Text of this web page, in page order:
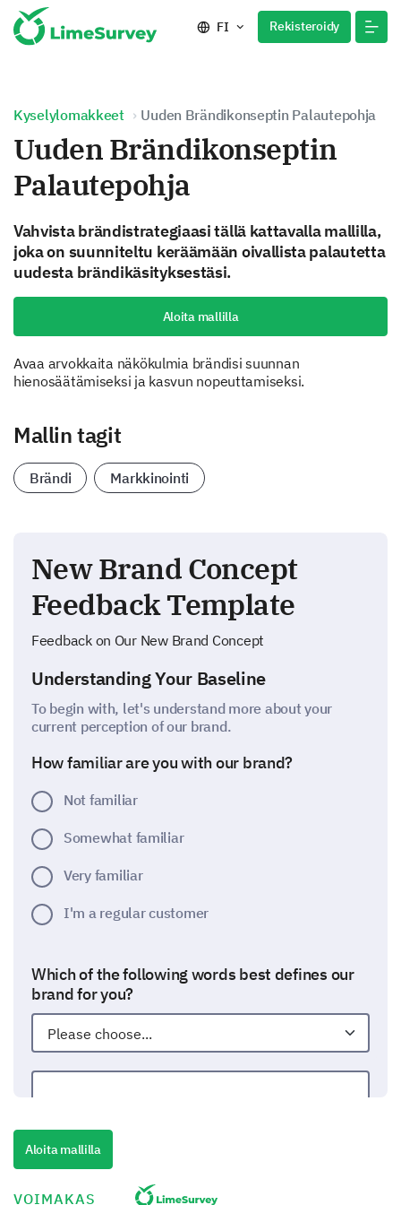
FI Rekisteroidy
Kyselylomakkeet Uuden Brändikonseptin Palautepohja
Uuden Brändikonseptin
Palautepohja
Vahvista brändistrategiaasi tällä kattavalla mallilla,
joka on suunniteltu keräämään oivallista palautetta
uudesta brändikäsityksestäsi.
Aloita mallilla
Avaa arvokkaita näkökulmia brändisi suunnan
hienosäätämiseksi ja kasvun nopeuttamiseksi.
Mallin tagit
Brändi Markkinointi
New Brand Concept
Feedback Template
Feedback on Our New Brand Concept
Understanding Your Baseline
To begin with, let's understand more about your
current perception of our brand.
How familiar are you with our brand?
Not familiar
Somewhat familiar
Very familiar
I'm a regular customer
Which of the following words best defines our
brand for you?
Other:
Your Perception About The New Brand
Aloita mallilla
VOIMAKAS